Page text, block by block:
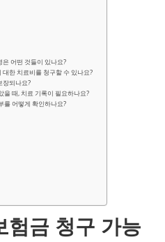
은 어떤 것들이 있나요?
대한 치료비를 청구할 수 있나요?
장되나요?
을 때, 치료 기록이 필요하나요?
를 어떻게 확인하나요?
험금 청구 가능